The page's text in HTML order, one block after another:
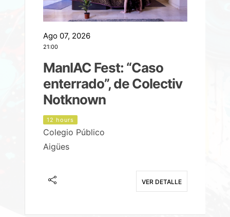
Ago 07, 2026
21:00
ManIAC Fest: “Caso
enterrado”, de Colectiv
Notknown
12 hours
Colegio Público
Aigües
VER DETALLE